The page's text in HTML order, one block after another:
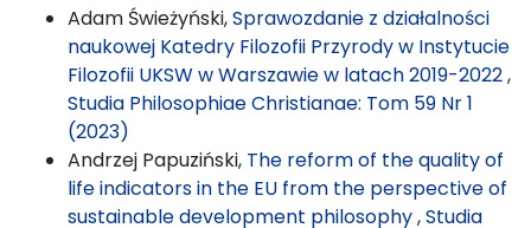
Adam Świeżyński,Sprawozdanie z działalności
naukowej Katedry Filozofii Przyrody w Instytucie
Filozofii UKSW w Warszawie w latach 2019-2022,
Studia Philosophiae Christianae: Tom 59 Nr 1
(2023)
Andrzej Papuziński, The reform of the quality of
life indicators in the EU from the perspective of
sustainable development philosophy,Studia